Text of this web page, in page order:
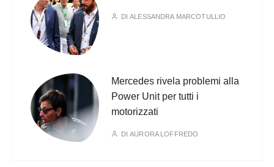
DIALESSANDRA MARCOTULLIO
Mercedes rivela problemi alla
Power Unit per tutti i
motorizzati
DIAURORA LOFFREDO